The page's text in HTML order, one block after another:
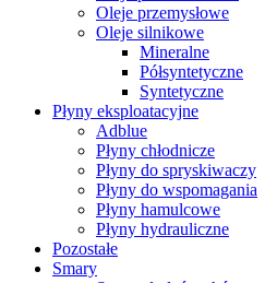
Oleje przemysłowe
Oleje silnikowe
Mineralne
Półsyntetyczne
Syntetyczne
Płyny eksploatacyjne
Adblue
Płyny chłodnicze
Płyny do spryskiwaczy
Płyny do wspomagania
Płyny hamulcowe
Płyny hydrauliczne
Pozostałe
Smary